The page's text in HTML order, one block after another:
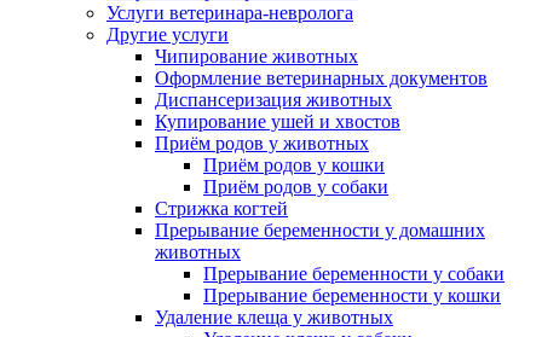
Услуги ветеринара-невролога
Другие услуги
Чипирование животных
Оформление ветеринарных документов
Диспансеризация животных
Купирование ушей и хвостов
Приём родов у животных
Приём родов у кошки
Приём родов у собаки
Стрижка когтей
Прерывание беременности у домашних
животных
Прерывание беременности у собаки
Прерывание беременности у кошки
Удаление клеща у животных